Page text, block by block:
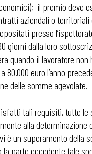
il premio deve
aziendali o territoriali
presso
giorni dalla loro
quando il lavoratore non
80.000 euro l’anno
delle somme agevolate.
tali requisiti, tutte le
alla determinazione
è un superamento della
la parte eccedente tale